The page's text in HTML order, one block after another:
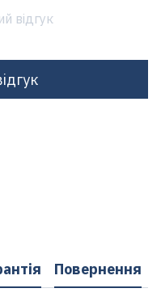
відгук
Повернення